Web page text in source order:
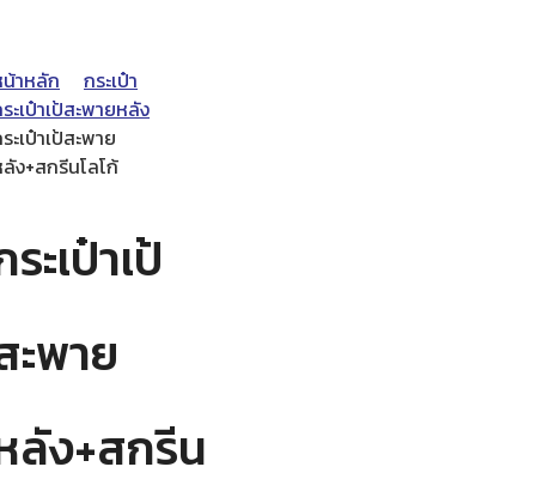
าหลัก
กระเป๋า
ะเป๋าเป้สะพายหลัง
ะเป๋าเป้สะพาย
ง+สกรีนโลโก้
ะเป๋าเป้
ะพาย
ลัง+สกรีน